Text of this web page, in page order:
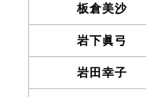
板倉美沙
岩下眞弓
岩田幸子